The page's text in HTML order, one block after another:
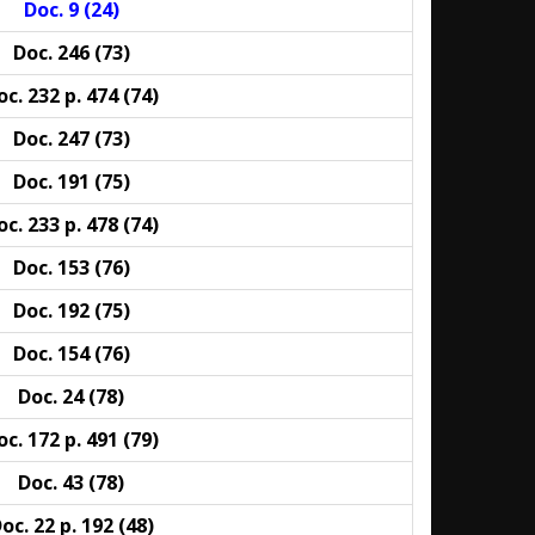
Doc. 9 (24)
Doc. 246 (73)
232 p. 474(74)
Doc. 247 (73)
Doc. 191 (75)
233 p. 478 (74)
Doc. 153 (76)
Doc. 192 (75)
Doc. 154(76)
Doc. 24(78)
172 p. 491 (79)
Doc. 43 (78)
22 p. 192 (48)